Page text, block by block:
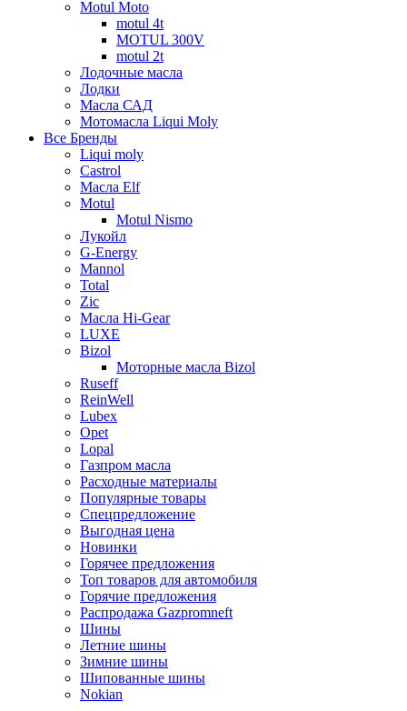
Motul Moto
motul 4t
MOTUL 300V
motul 2t
Лодочные масла
Лодки
Масла САД
Мотомасла Liqui Moly
Все Бренды
Liqui moly
Castrol
Масла Elf
Motul
Motul Nismo
Лукойл
G-Energy
Mannol
Total
Zic
Масла Hi-Gear
LUXE
Bizol
Моторные масла Bizol
Ruseff
ReinWell
Lubex
Opet
Lopal
Газпром масла
Расходные материалы
Популярные товары
Спецпредложение
Выгодная цена
Новинки
Горячее предложения
Топ товаров для автомобиля
Горячие предложения
Распродажа Gazpromneft
Шины
Летние шины
Зимние шины
Шипованные шины
Nokian